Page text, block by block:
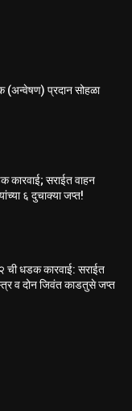
(अन्वेषण) प्रदान सोहळा
कारवाई; सराईत वाहन
६ दुचाक्या जप्त!
ची धडक कारवाई: सराईत
व दोन जिवंत काडतुसे जप्त